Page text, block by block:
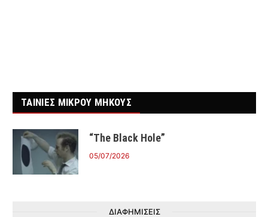
ΤΑΙΝΙΕΣ ΜΙΚΡΟΥ ΜΗΚΟΥΣ
“The Black Hole”
05/07/2026
ΔΙΑΦΗΜΙΣΕΙΣ